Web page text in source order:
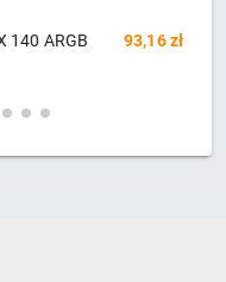
140 ARGB
93,16 zł